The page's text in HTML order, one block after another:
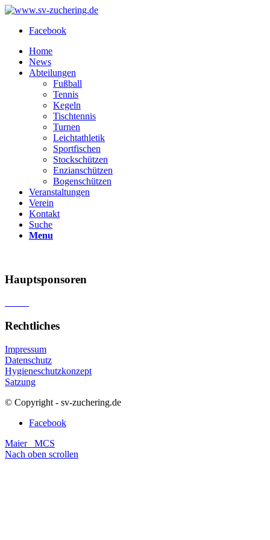
Facebook
Home
News
Abteilungen
Fußball
Tennis
Kegeln
Tischtennis
Turnen
Leichtathletik
Sportfischen
Stockschützen
Enzianschützen
Bogenschützen
Veranstaltungen
Verein
Kontakt
Suche
Menu
Hauptsponsoren
Rechtliches
Impressum
Datenschutz
Hygieneschutzkonzept
Satzung
© Copyright - sv-zuchering.de
Facebook
Maier
MCS
Nach oben scrollen